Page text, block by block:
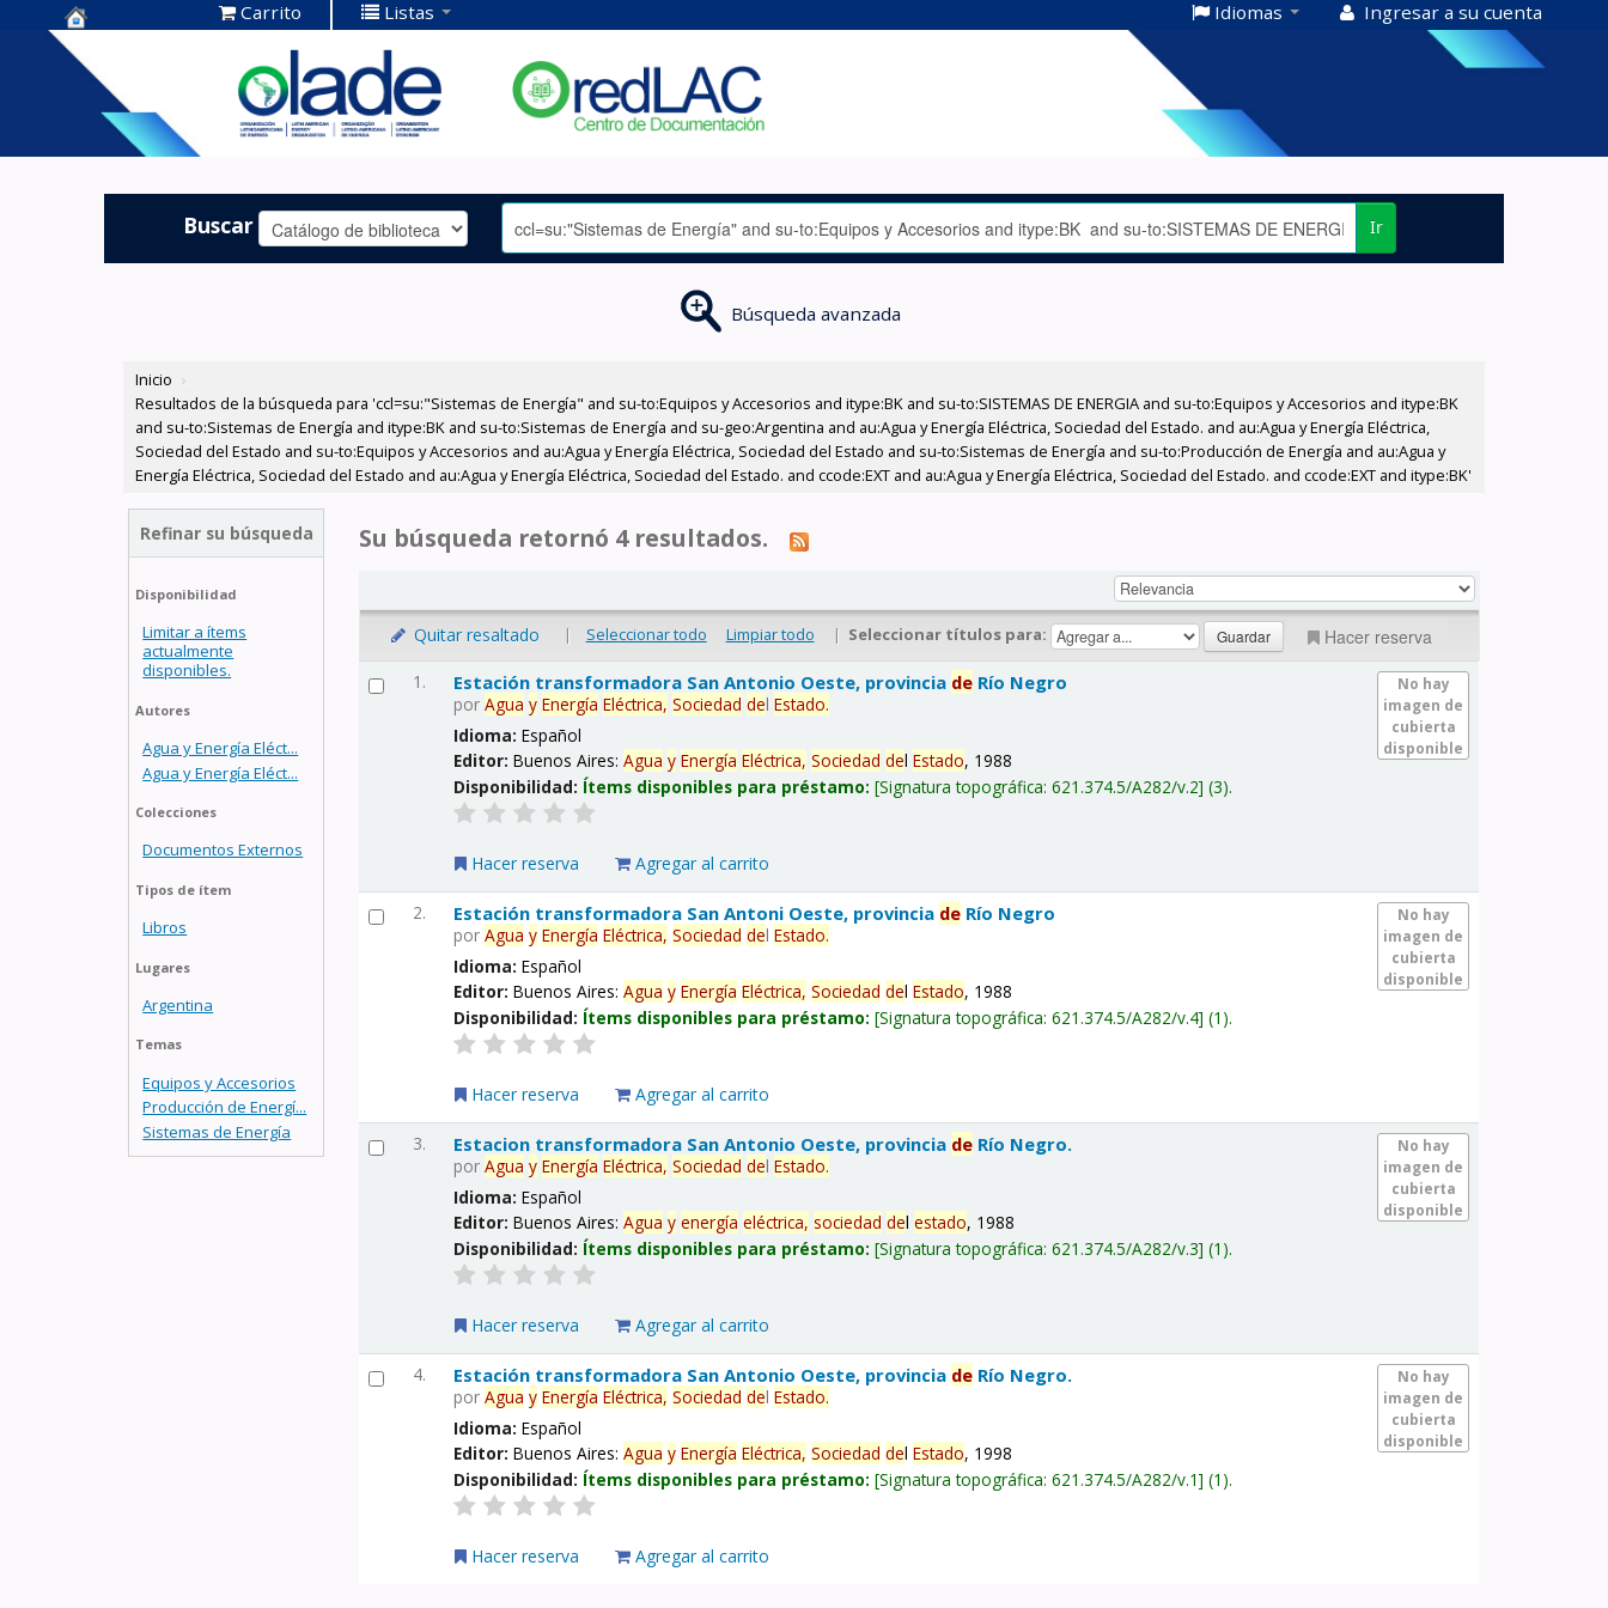
Centro de
Documentación
OLADE -
Carrito Listas Idiomas Ingresar a su cuenta
Buscar Ir
Búsqueda avanzada
Inicio ›
Resultados de la búsqueda para 'ccl=su:"Sistemas de Energía" and su-to:Equipos y Accesorios and itype:BK and su-to:SISTEMAS DE ENERGIA and su-to:Equipos y Accesorios and itype:BK
and su-to:Sistemas de Energía and itype:BK and su-to:Sistemas de Energía and su-geo:Argentina and au:Agua y Energía Eléctrica, Sociedad del Estado. and au:Agua y Energía Eléctrica,
Sociedad del Estado and su-to:Equipos y Accesorios and au:Agua y Energía Eléctrica, Sociedad del Estado and su-to:Sistemas de Energía and su-to:Producción de Energía and au:Agua y
Energía Eléctrica, Sociedad del Estado and au:Agua y Energía Eléctrica, Sociedad del Estado. and ccode:EXT and au:Agua y Energía Eléctrica, Sociedad del Estado. and ccode:EXT and itype:BK'
Refinar su búsqueda
Disponibilidad
Limitar a ítems
actualmente
disponibles.
Autores
Agua y Energía Eléct...
Agua y Energía Eléct...
Colecciones
Documentos Externos
Tipos de ítem
Libros
Lugares
Argentina
Temas
Equipos y Accesorios
Producción de Energí...
Sistemas de Energía
Su búsqueda retornó 4 resultados.
Quitar resaltado | Seleccionar todo Limpiar todo | Seleccionar títulos para: Hacer reserva
1.
No hay
imagen de
cubierta
disponible
Estación transformadora San Antonio Oeste, provincia de Río Negro
porAgua y Energía Eléctrica, Sociedad delEstado.
Idioma:Español
Editor:Buenos Aires:Agua y Energía Eléctrica, Sociedad delEstado, 1988
Disponibilidad: Ítems disponibles para préstamo: Signatura topográfica:621.374.5/A282/v.2 (3).
Hacer reserva Agregar al carrito
2.
No hay
imagen de
cubierta
disponible
Estación transformadora San Antoni Oeste, provincia de Río Negro
porAgua y Energía Eléctrica, Sociedad delEstado.
Idioma:Español
Editor:Buenos Aires:Agua y Energía Eléctrica, Sociedad delEstado, 1988
Disponibilidad: Ítems disponibles para préstamo: Signatura topográfica:621.374.5/A282/v.4 (1).
Hacer reserva Agregar al carrito
3.
No hay
imagen de
cubierta
disponible
Estacion transformadora San Antonio Oeste, provincia de Río Negro.
porAgua y Energía Eléctrica, Sociedad delEstado.
Idioma:Español
Editor:Buenos Aires:Agua y energía eléctrica, sociedad delestado, 1988
Disponibilidad: Ítems disponibles para préstamo: Signatura topográfica:621.374.5/A282/v.3 (1).
Hacer reserva Agregar al carrito
4.
No hay
imagen de
cubierta
disponible
Estación transformadora San Antonio Oeste, provincia de Río Negro.
porAgua y Energía Eléctrica, Sociedad delEstado.
Idioma:Español
Editor:Buenos Aires:Agua y Energía Eléctrica, Sociedad delEstado, 1998
Disponibilidad: Ítems disponibles para préstamo: Signatura topográfica:621.374.5/A282/v.1 (1).
Hacer reserva Agregar al carrito